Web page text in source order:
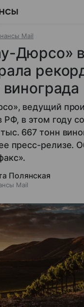
Mail
Дюрсо»
ведущий
РФ, в этом году
667 тонн
пресс-релизе.
Полянская
Mail